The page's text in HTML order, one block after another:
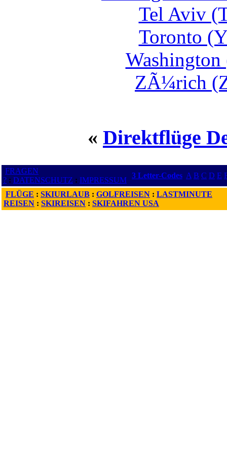
Tel Aviv
Toronto
ZÃ¼rich
« Direktflüge
FRAGEN
? : DATENSCHUTZ : IMPRESSUM
3 Letter-Codes A B C D E
FLÜGE : SKIURLAUB : GOLFREISEN : LASTMINUTE
REISEN : SKIREISEN : SKIFAHREN USA